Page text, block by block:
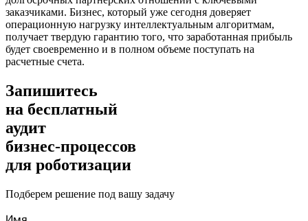
заказчиками. Бизнес, который уже сегодня доверяет
операционную нагрузку интеллектуальным алгоритмам,
получает твердую гарантию того, что заработанная прибыль
будет своевременно и в полном объеме поступать на
расчетные счета.
Запишитесь
на бесплатный
аудит
бизнес-процессов
для роботизации
Подберем решение под вашу задачу